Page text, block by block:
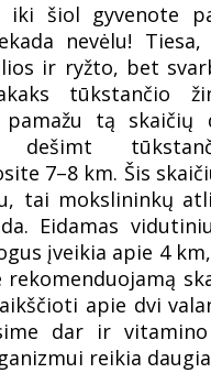
iki šiol gyvenote
nevėlu!
ir ryžto, bet
tūkstančio
tą skaičių
dešimt
7–8 km. Šis
tai mokslininkų
Eidamas
įveikia apie 4
rekomenduojamą
apie dvi
dar ir
reikia